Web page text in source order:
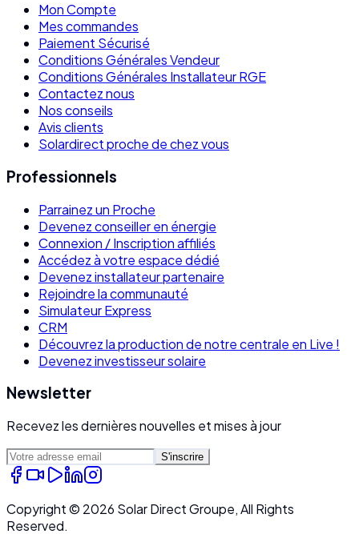
Mon Compte
Mes commandes
Paiement Sécurisé
Conditions Générales Vendeur
Conditions Générales Installateur RGE
Contactez nous
Nos conseils
Avis clients
Solardirect proche de chez vous
Professionnels
Parrainez un Proche
Devenez conseiller en énergie
Connexion / Inscription affiliés
Accédez à votre espace dédié
Devenez installateur partenaire
Rejoindre la communauté
Simulateur Express
CRM
Découvrez la production de notre centrale en Live !
Devenez investisseur solaire
Newsletter
Recevez les dernières nouvelles et mises à jour
S'inscrire
Copyright © 2026 Solar Direct Groupe, All Rights
Reserved.